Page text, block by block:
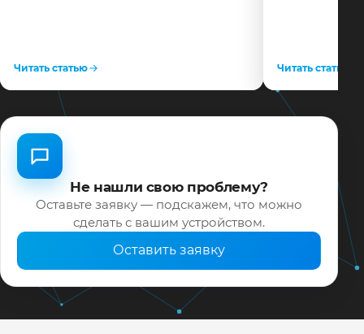
Читать статью Читать статью
Не нашли свою проблему?
Оставьте заявку — подскажем, что можно
сделать с вашим устройством.
Оставить заявку